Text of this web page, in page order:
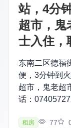
站，4分
超市，鬼
士入住，
东南二区德福
便，3分钟到
超市，鬼老超
话：
租房 77